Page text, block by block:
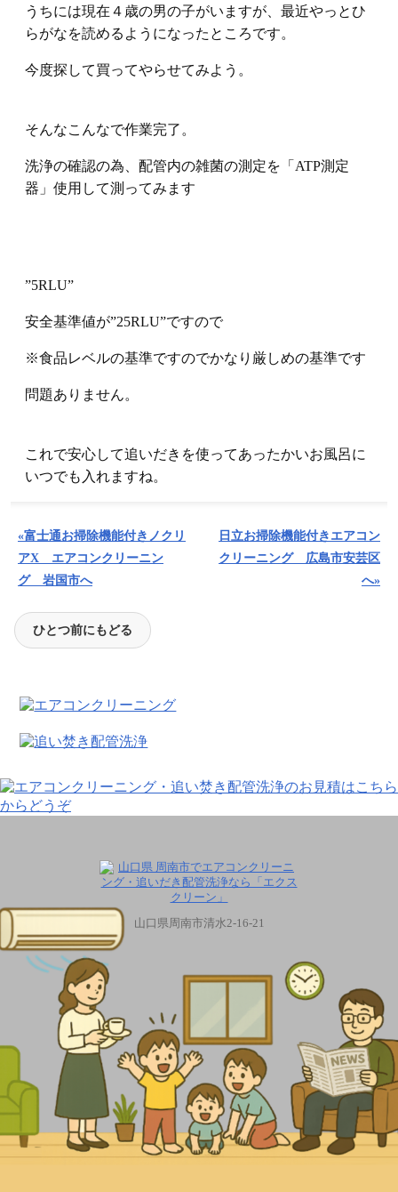
うちには現在４歳の男の子がいますが、最近やっとひ
らがなを読めるようになったところです。
今度探して買ってやらせてみよう。
そんなこんなで作業完了。
洗浄の確認の為、配管内の雑菌の測定を「ATP測定
器」使用して測ってみます
”5RLU”
安全基準値が”25RLU”ですので
※食品レベルの基準ですのでかなり厳しめの基準です
問題ありません。
これで安心して追いだきを使ってあったかいお風呂に
いつでも入れますね。
«富士通お掃除機能付きノクリ
アX エアコンクリーニン
グ 岩国市へ
日立お掃除機能付きエアコン
クリーニング 広島市安芸区
へ»
山口県周南市清水2-16-21